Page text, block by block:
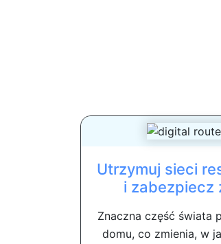
Utrzymuj sieci
i zabezpiecz
Znaczna część świata
domu, co zmienia, w